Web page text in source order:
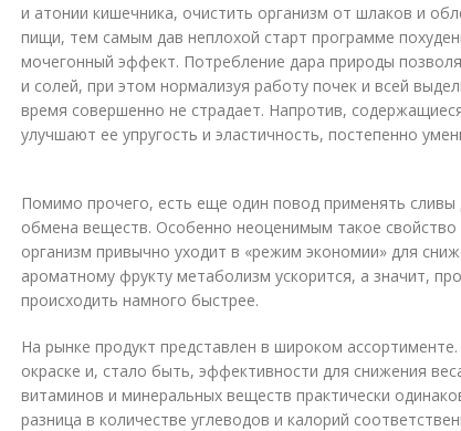
и атонии кишечника, очистить организм от шлаков и
пищи, тем самым дав неплохой старт программе
мочегонный эффект. Потребление дара природы
и солей, при этом нормализуя работу почек и всей
время совершенно не страдает. Напротив,
улучшают ее упругость и эластичность, постепенно
Помимо прочего, есть еще один повод применять сливы
обмена веществ. Особенно неоценимым такое свойство
организм привычно уходит в «режим экономии» для
ароматному фрукту метаболизм ускорится, а значит,
происходить намного быстрее.
На рынке продукт представлен в широком
окраске и, стало быть, эффективности для снижения
витаминов и минеральных веществ практически
разница в количестве углеводов и калорий